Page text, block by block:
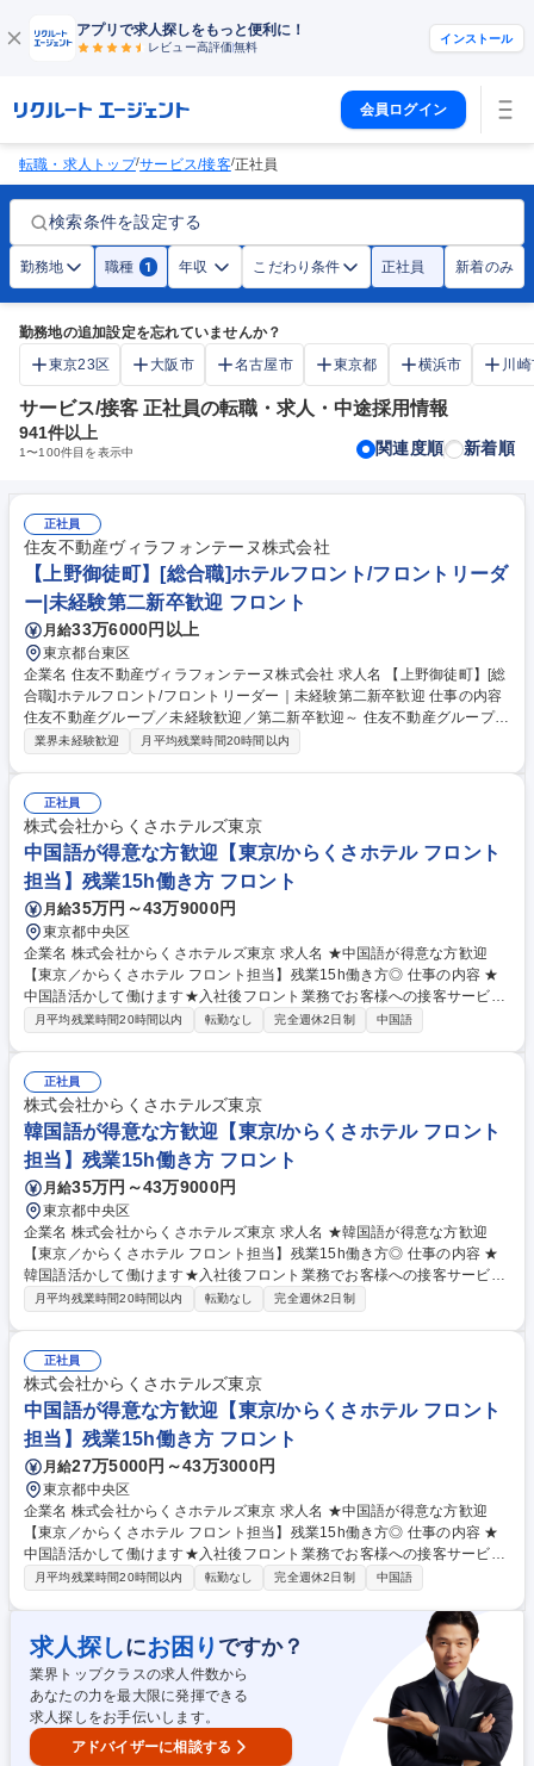
アプリで求人探しをもっと便利に！
レビュー高評価無料
インストール
会員ログイン
転職・求人トップ/サービス/接客/正社員
検索条件を設定する
勤務地 職種 1 年収 こだわり条件 正社員 新着のみ
勤務地の追加設定を忘れていませんか？
東京23区
大阪市 名古屋市 東京都 横浜市 川
サービス/接客 正社員の転職・求人・中途採用情報
941件以上
1〜100件目を表示中 関連度順 新着順
正社員
住友不動産ヴィラフォンテーヌ株式会社
【上野御徒町】[総合職]ホテルフロント/フロントリーダ
ー|未経験第二新卒歓迎 フロント
月給33万6000円以上
東京都台東区
企業名 住友不動産ヴィラフォンテーヌ株式会社 求人名 【上野御徒町】[総
合職]ホテルフロント/フロントリーダー｜未経験第二新卒歓迎 仕事の内容
住友不動産グループ／未経験歓迎／第二新卒歓迎～ 住友不動産グループの
当社でホテルフロント業務をお任せします。適性に応じてフロント一般職
任せします。 ・チェックイン・チェックアウト対応業務 ・予約受付、問
い合わせ、お客様要望への対応業務 ・請求書等の事務処理業務 ・稼動・
売上管理、客室対応、安全管理等の業務 募集職種 【上野御徒町】[総合職]
ホテルフロント/フロントリーダー｜未経験第二新卒歓迎
業界未経験歓迎 月平均残業時間20時間以内
正社員
株式会社からくさホテルズ東京
中国語が得意な方歓迎【東京/からくさホテル フロント
担当】残業15h働き方 フロント
月給35万円～43万9000円
東京都中央区
企業名 株式会社からくさホテルズ東京 求人名 ★中国語が得意な方歓迎
【東京／からくさホテル フロント担当】残業15h働き方◎ 仕事の内容 ★
中国語活かして働けます★入社後フロント業務でお客様への接客サービス
をお任せし、その後スタッフの教育や収支管理等、ホテルの運営にも携わ
フィス全般 ・業務改善、イベント企画などの各種提案業務 ★現場の声を
重視する社風で、サービスやイベント、内装など様々な分野においてご自
身の考えなどを提案出来る環境です。 募集職種 ★中国語が得意な方歓迎
【東京／からくさホテル フロント担当】残業15h働き方◎
月平均残業時間20時間以内 転勤なし 完全週休2日制 中国語
正社員
株式会社からくさホテルズ東京
韓国語が得意な方歓迎【東京/からくさホテル フロント
担当】残業15h働き方 フロント
月給35万円～43万9000円
東京都中央区
企業名 株式会社からくさホテルズ東京 求人名 ★韓国語が得意な方歓迎
【東京／からくさホテル フロント担当】残業15h働き方◎ 仕事の内容 ★
韓国語活かして働けます★入社後フロント業務でお客様への接客サービス
をお任せし、その後スタッフの教育や収支管理等、ホテルの運営にも携わ
フィス全般 ・業務改善、イベント企画などの各種提案業務 ★現場の声を
重視する社風で、サービスやイベント、内装など様々な分野においてご自
身の考えなどを提案出来る環境です。 募集職種 ★韓国語が得意な方歓迎
【東京／からくさホテル フロント担当】残業15h働き方◎
月平均残業時間20時間以内 転勤なし 完全週休2日制
正社員
株式会社からくさホテルズ東京
中国語が得意な方歓迎【東京/からくさホテル フロント
担当】残業15h働き方 フロント
月給27万5000円～43万3000円
東京都中央区
企業名 株式会社からくさホテルズ東京 求人名 ★中国語が得意な方歓迎
【東京／からくさホテル フロント担当】残業15h働き方◎ 仕事の内容 ★
中国語活かして働けます★入社後フロント業務でお客様への接客サービス
をお任せし、その後スタッフの教育や収支管理等、ホテルの運営にも携わ
の接客業務 ・口コミ対応、問い合わせ対応、備品管理などのバックオフィ
ス全般 ・業務改善、イベント企画などの各種提案業務 ★現場の声を重視
する社風で、サービスやイベント、内装など様々な分野においてご自身の
考えなどを提案出来る環境です。 募集職種 ★中国語が得意な方歓迎【東
京／からくさホテル フロント担当】残業15h働き方◎
月平均残業時間20時間以内 転勤なし 完全週休2日制 中国語
求人探しにお困り ですか？
業界トップクラスの求人件数から
あなたの力を最大限に発揮できる
求人探しをお手伝いします。
アドバイザーに相談する